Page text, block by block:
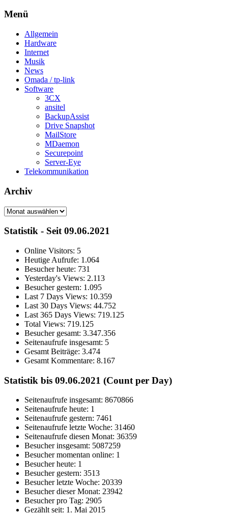
Menü
Allgemein
Hardware
Internet
Musik
News
Omada / tp-link
Software
3CX
ansitel
BackupAssist
Drive Snapshot
MailStore
MDaemon
Securepoint
Server-Eye
Telekommunikation
Archiv
Archiv
Statistik - Seit 09.06.2021
Online Visitors: 5
Heutige Aufrufe: 1.064
Besucher heute: 731
Yesterday's Views: 2.113
Besucher gestern: 1.095
Last 7 Days Views: 10.359
Last 30 Days Views: 44.752
Last 365 Days Views: 719.125
Total Views: 719.125
Besucher gesamt: 3.347.356
Seitenaufrufe insgesamt: 5
Gesamt Beiträge: 3.474
Gesamt Kommentare: 8.167
Statistik bis 09.06.2021 (Count per Day)
Seitenaufrufe insgesamt: 8670866
Seitenaufrufe heute: 1
Seitenaufrufe gestern: 7461
Seitenaufrufe letzte Woche: 31460
Seitenaufrufe diesen Monat: 36359
Besucher insgesamt: 5087259
Besucher momentan online: 1
Besucher heute: 1
Besucher gestern: 3513
Besucher letzte Woche: 20339
Besucher dieser Monat: 23942
Besucher pro Tag: 2905
Gezählt seit: 1. Mai 2015